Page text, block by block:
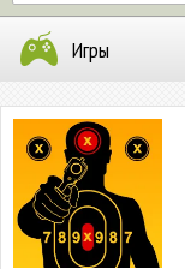
Игры